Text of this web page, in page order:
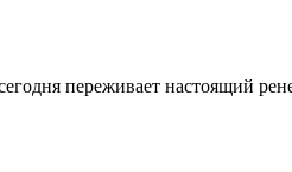
переживает настоящий